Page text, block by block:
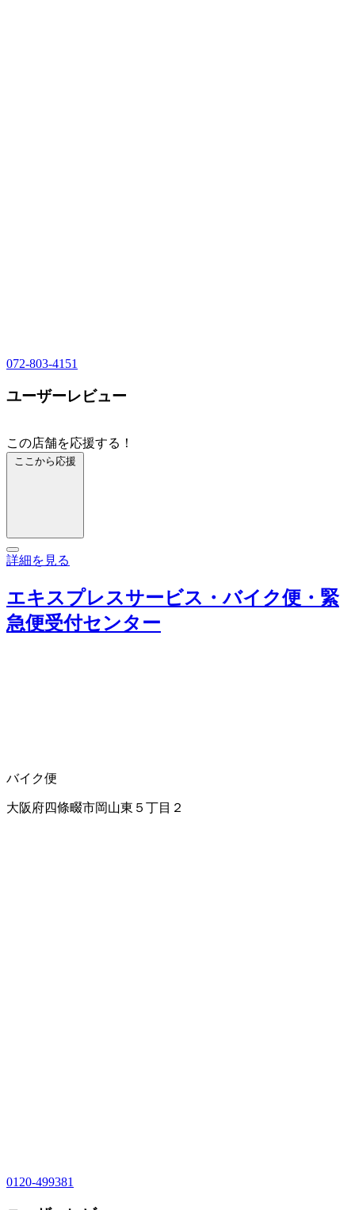
072-803-4151
ユーザーレビュー
この店舗を応援する！
ここから応援
詳細を見る
エキスプレスサービス・バイク便・緊
急便受付センター
バイク便
大阪府四條畷市岡山東５丁目２
0120-499381